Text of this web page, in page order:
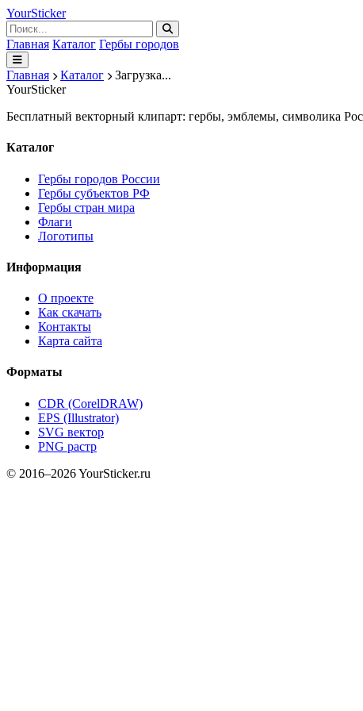
YourSticker
Главная Каталог Гербы городов
Главная Каталог
Загрузка...
YourSticker
Бесплатный векторный клипарт: гербы, эмблемы, символика
Каталог
Гербы городов России
Гербы субъектов РФ
Гербы стран мира
Флаги
Логотипы
Информация
О проекте
Как скачать
Контакты
Карта сайта
Форматы
CDR (CorelDRAW)
EPS (Illustrator)
SVG вектор
PNG растр
© 2016–2026 YourSticker.ru